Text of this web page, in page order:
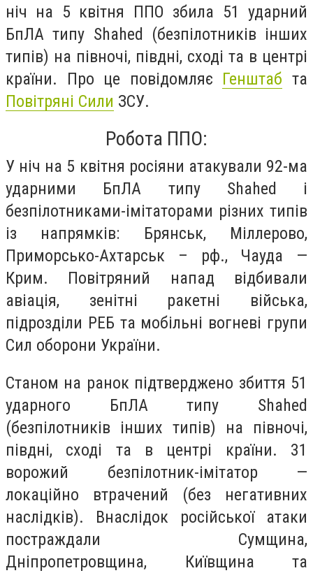
ніч на 5 квітня ППО збила 51 ударний
БпЛА типу Shahed (безпілотників інших
типів) на півночі, півдні, сході та в центрі
країни. Про це повідомляє Генштаб та
Повітряні Сили ЗСУ.
Робота ППО:
У ніч на 5 квітня росіяни атакували 92-ма
ударними БпЛА типу Shahed і
безпілотниками-імітаторами різних типів
із напрямків: Брянськ, Міллерово,
Приморсько-Ахтарськ – рф., Чауда —
Крим. Повітряний напад відбивали
авіація, зенітні ракетні війська,
підрозділи РЕБ та мобільні вогневі групи
Сил оборони України.
Станом на ранок підтверджено збиття 51
ударного БпЛА типу Shahed
(безпілотників інших типів) на півночі,
півдні, сході та в центрі країни. 31
ворожий безпілотник-імітатор —
локаційно втрачений (без негативних
наслідків). Внаслідок російської атаки
постраждали Сумщина,
Дніпропетровщина, Київщина та